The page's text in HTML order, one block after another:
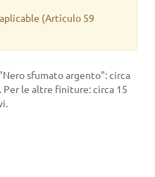
(Artículo 59
sfumato argento": circa
Per le altre finiture: circa 15